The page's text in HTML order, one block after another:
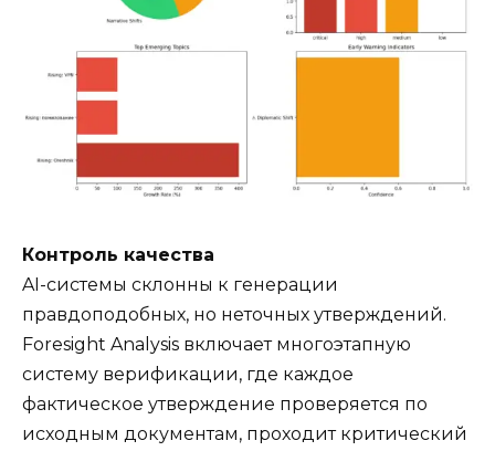
Контроль качества
AI-системы склонны к генерации
правдоподобных, но неточных утверждений.
Foresight Analysis включает многоэтапную
систему верификации, где каждое
фактическое утверждение проверяется по
исходным документам, проходит критический